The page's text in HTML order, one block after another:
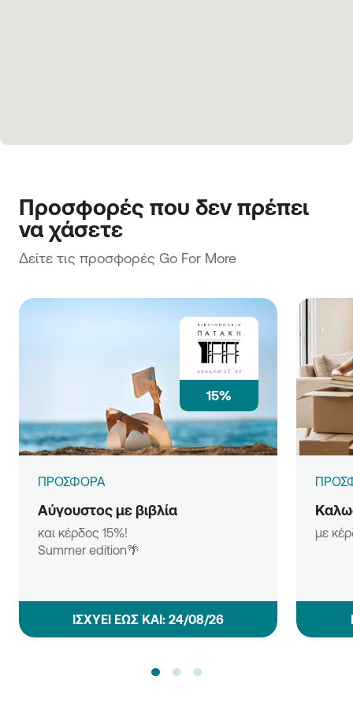
Προσφορές που δεν πρέπει
να χάσετε
Δείτε τις προσφορές Go For More
15%
ΠΡΟΣΦΟΡΑ
Αύγουστος με βιβλία
και κέρδος 15%!
Summer edition🌴
ΙΣΧΥΕΙ ΕΩΣ ΚΑΙ: 24/08/26
με